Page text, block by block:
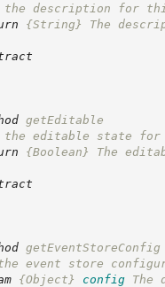
description for
{String}
The
getEditable
editable state for
{Boolean}
The
getEventStoreConfig
event store
{Object} config
The